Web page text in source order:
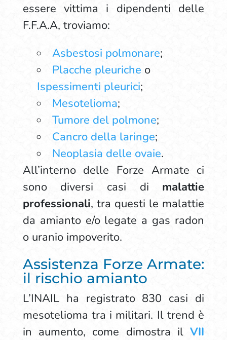
essere vittima i dipendenti delle
F.F.A.A, troviamo:
Asbestosi polmonare;
Placche pleuriche o
Ispessimenti pleurici;
Mesotelioma;
Tumore del polmone;
Cancro della laringe;
Neoplasia delle ovaie.
All’interno delle Forze Armate ci
sono diversi casi di malattie
professionali, tra questi le malattie
da amianto e/o legate a gas radon
o uranio impoverito.
Assistenza Forze Armate:
il rischio amianto
L’INAIL ha registrato 830 casi di
mesotelioma tra i militari. Il trend è
in aumento, come dimostra ilVII